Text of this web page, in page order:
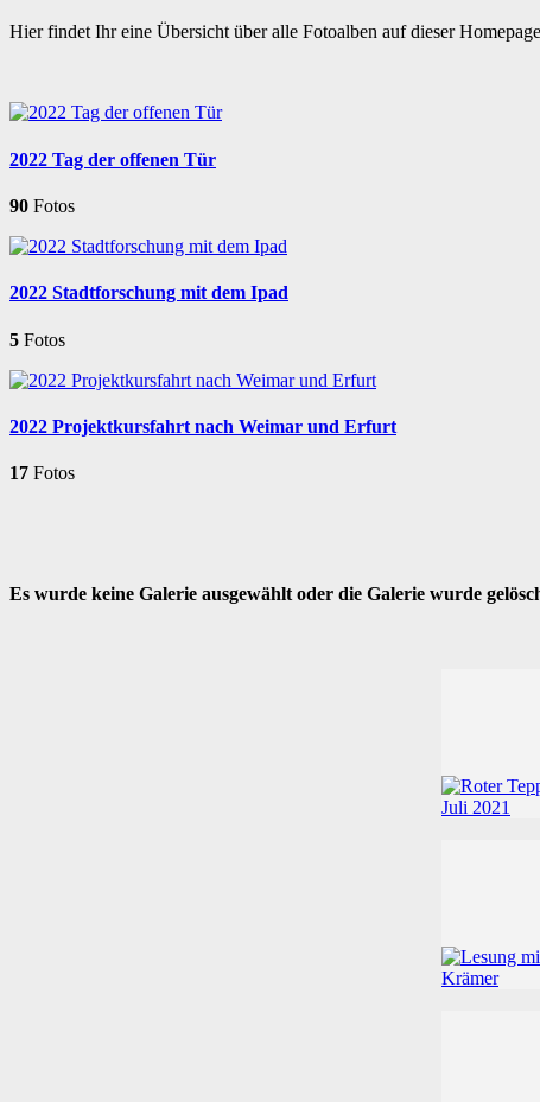
Hier findet Ihr eine Übersicht über alle Fotoalben auf dieser Homepage
2022 Tag der offenen Tür
90 Fotos
2022 Stadtforschung mit dem Ipad
5 Fotos
2022 Projektkursfahrt nach Weimar und Erfurt
17 Fotos
Es wurde keine Galerie ausgewählt oder die Galerie wurde